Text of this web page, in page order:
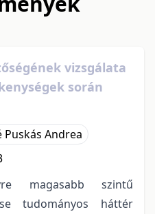
vizsgálata
során
Puskás Andrea
magasabb szintű
tudományos háttér